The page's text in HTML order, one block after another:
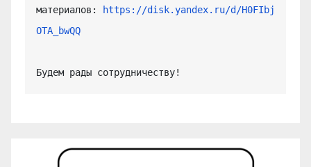
материалов:
https://disk.yandex.ru/d/H0FIbj
OTA_bwQQ
Будем рады сотрудничеству!